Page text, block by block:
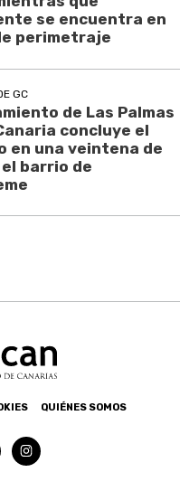
se encuentra en
perimetraje
GC
de Las Palmas
concluye el
en una veintena de
barrio de
QUIÉNES SOMOS